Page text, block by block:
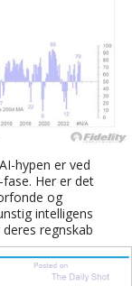
hypen er ved
Her er det
og
intelligens
regnskab